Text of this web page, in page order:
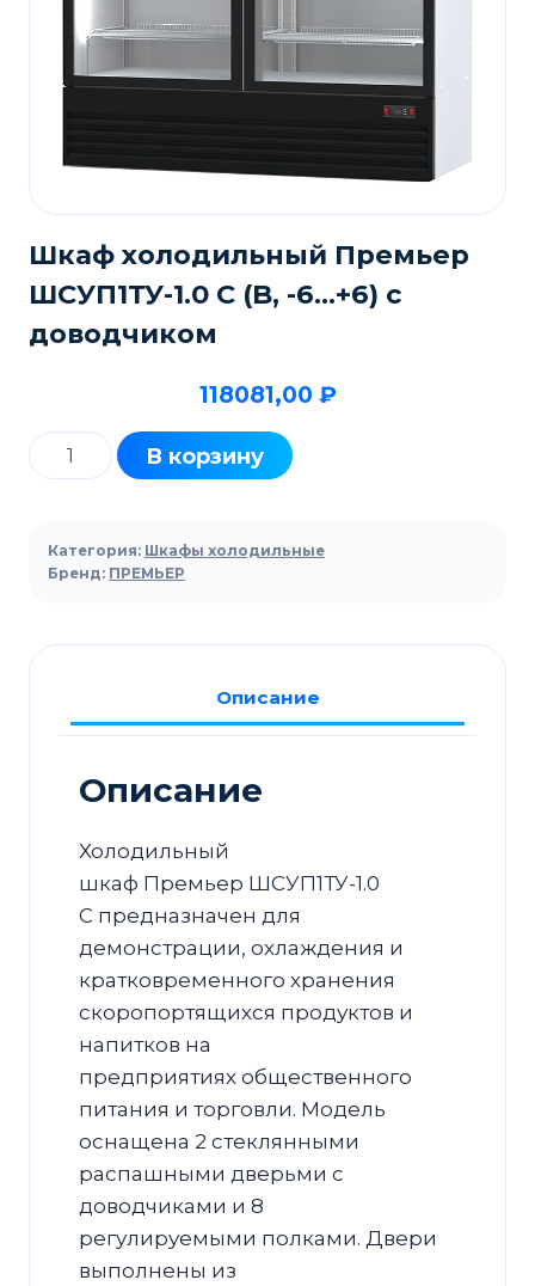
Шкаф холодильный Премьер
ШСУП1ТУ-1.0 С (B, -6…+6) с
доводчиком
118081,00 ₽
Количество
товара
холодильный
Премьер
(B,
+6)
доводчиком
В корзину
Категория: Шкафы холодильные
Бренд: ПРЕМЬЕР
Описание
Описание
Холодильный
шкаф Премьер ШСУП1ТУ-1.0
С предназначен для
демонстрации, охлаждения и
кратковременного хранения
скоропортящихся продуктов и
напитков на
предприятиях общественного
питания и торговли. Модель
оснащена 2 стеклянными
распашными дверьми с
доводчиками и 8
регулируемыми полками. Двери
выполнены из